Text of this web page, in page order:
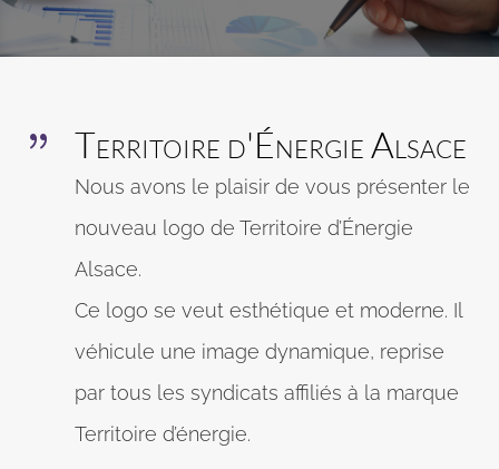
{ Territoire d'Énergie Alsace
Nous avons le plaisir de vous présenter le
nouveau logo de Territoire d’Énergie
Alsace.
Ce logo se veut esthétique et moderne. Il
véhicule une image dynamique, reprise
par tous les syndicats affiliés à la marque
Territoire d’énergie.